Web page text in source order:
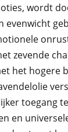
wordt
evenwicht
zevende
het hogere
toegang
en